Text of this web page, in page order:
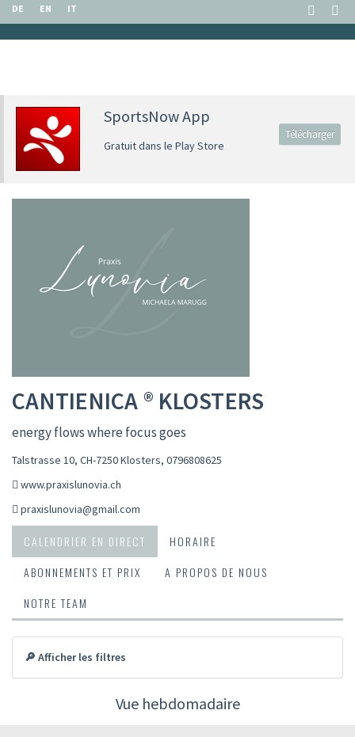
DE EN IT
SportsNow App
Gratuit dans le Play Store
Télécharger
CANTIENICA ® KLOSTERS
energy flows where focus goes
Talstrasse 10, CH-7250 Klosters, 0796808625
www.praxislunovia.ch
praxislunovia@gmail.com
CALENDRIER EN DIRECT
HORAIRE
ABONNEMENTS ET PRIX
A PROPOS DE NOUS
NOTRE TEAM
🔎 Afficher les filtres
Vue hebdomadaire